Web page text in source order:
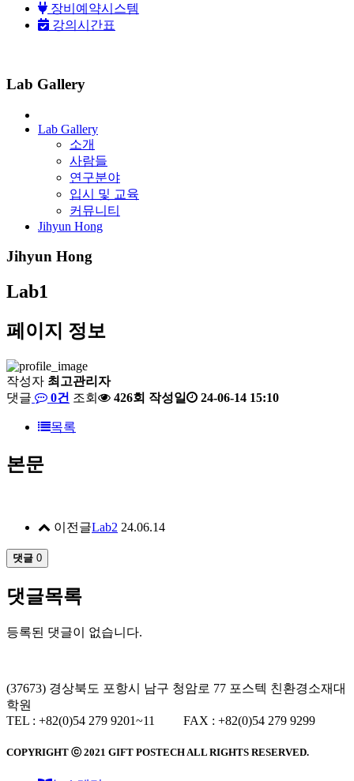
장비예약시스템
강의시간표
Lab Gallery
Lab Gallery
소개
사람들
연구분야
입시 및 교육
커뮤니티
Jihyun Hong
Jihyun Hong
Lab1
페이지 정보
작성자 최고관리자
댓글
0건 조회 426회 작성일 24-06-14 15:10
목록
본문
이전글Lab2 24.06.14
댓글 0
댓글목록
등록된 댓글이 없습니다.
(37673) 경상북도 포항시 남구 청암로 77 포스텍 친환경소재대
학원
TEL : +82(0)54 279 9201~11 FAX : +82(0)54 279 9299
COPYRIGHT ⓒ 2021 GIFT POSTECH ALL RIGHTS RESERVED.